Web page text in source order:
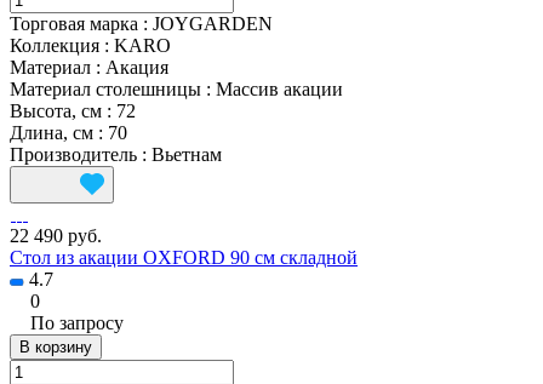
Торговая марка : JOYGARDEN
Коллекция : KARO
Материал : Акация
Материал столешницы : Массив акации
Высота, см : 72
Длина, см : 70
Производитель : Вьетнам
22 490 руб.
Стол из акации OXFORD 90 см складной
4.7
0
По запросу
В корзину